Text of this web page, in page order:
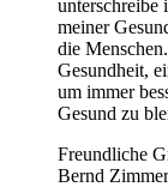
unterschreibe
meiner
die
Gesundheit,
um immer
Gesund zu
Freundliche
Bernd